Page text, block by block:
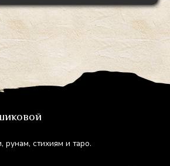
ру­нам, сти­хи­ям и та­ро.